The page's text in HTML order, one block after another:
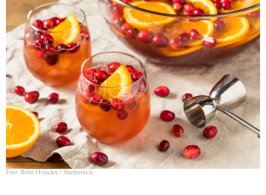
Foto: Brent Hofacker / Shutterstock